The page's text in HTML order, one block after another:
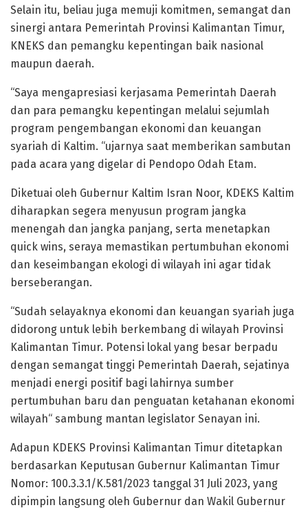
Selain itu, beliau juga memuji komitmen, semangat dan
sinergi antara Pemerintah Provinsi Kalimantan Timur,
KNEKS dan pemangku kepentingan baik nasional
maupun daerah.
“Saya mengapresiasi kerjasama Pemerintah Daerah
dan para pemangku kepentingan melalui sejumlah
program pengembangan ekonomi dan keuangan
syariah di Kaltim. “ujarnya saat memberikan sambutan
pada acara yang digelar di Pendopo Odah Etam.
Diketuai oleh Gubernur Kaltim Isran Noor, KDEKS Kaltim
diharapkan segera menyusun program jangka
menengah dan jangka panjang, serta menetapkan
quick wins, seraya memastikan pertumbuhan ekonomi
dan keseimbangan ekologi di wilayah ini agar tidak
berseberangan.
“Sudah selayaknya ekonomi dan keuangan syariah juga
didorong untuk lebih berkembang di wilayah Provinsi
Kalimantan Timur. Potensi lokal yang besar berpadu
dengan semangat tinggi Pemerintah Daerah, sejatinya
menjadi energi positif bagi lahirnya sumber
pertumbuhan baru dan penguatan ketahanan ekonomi
wilayah“ sambung mantan legislator Senayan ini.
Adapun KDEKS Provinsi Kalimantan Timur ditetapkan
berdasarkan Keputusan Gubernur Kalimantan Timur
Nomor: 100.3.3.1/K.581/2023 tanggal 31 Juli 2023, yang
dipimpin langsung oleh Gubernur dan Wakil Gubernur